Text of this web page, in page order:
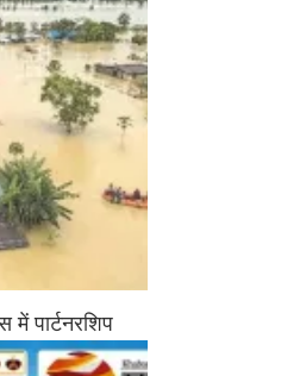
में पार्टनरशिप